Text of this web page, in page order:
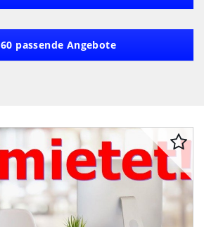
60 passende Angebote